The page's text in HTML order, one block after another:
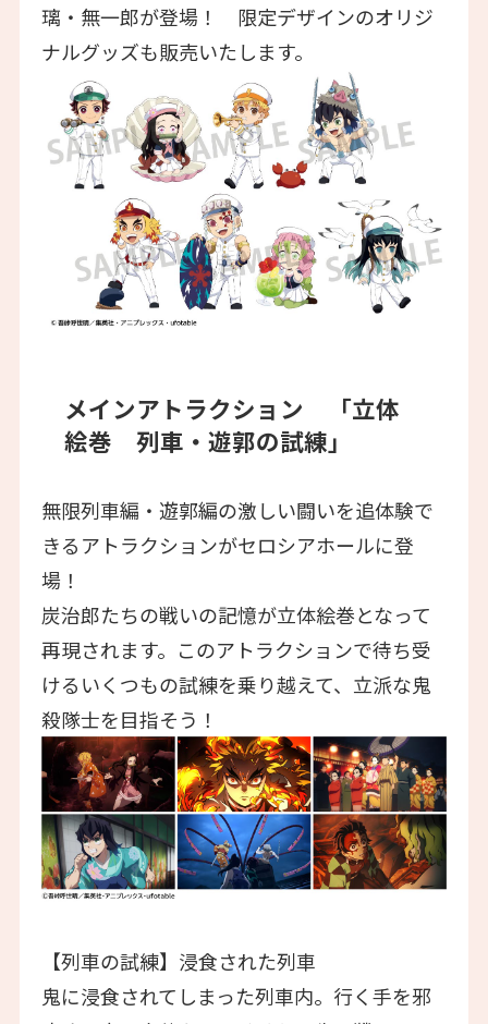
璃・無一郎が登場！ 限定デザインのオリジ
ナルグッズも販売いたします。
メインアトラクション 「立体
絵巻 列車・遊郭の試練」
無限列車編・遊郭編の激しい闘いを追体験で
きるアトラクションがセロシアホールに登
場！
炭治郎たちの戦いの記憶が立体絵巻となって
再現されます。このアトラクションで待ち受
けるいくつもの試練を乗り越えて、立派な鬼
殺隊士を目指そう！
【列車の試練】浸食された列車
鬼に浸食されてしまった列車内。行く手を邪